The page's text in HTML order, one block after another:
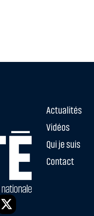
Actualités
Vidéos
Qui je suis
Contact